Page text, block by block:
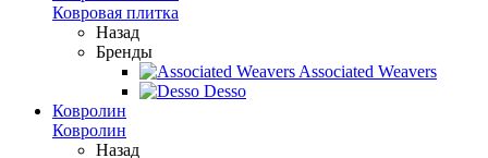
Ковровая плитка
Назад
Бренды
Associated Weavers
Desso
Ковролин
Ковролин
Назад